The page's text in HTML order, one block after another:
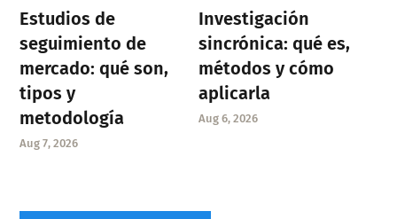
Estudios de
seguimiento de
mercado: qué son,
tipos y
metodología
Aug 7, 2026
Investigación
sincrónica: qué es,
métodos y cómo
aplicarla
Aug 6, 2026